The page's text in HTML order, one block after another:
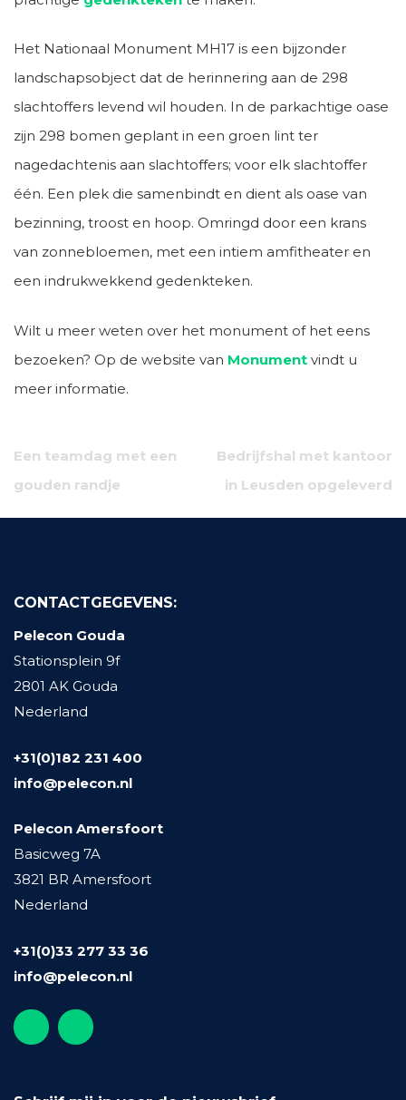
Het Nationaal Monument MH17 is een bijzonder
landschapsobject dat de herinnering aan de 298
slachtoffers levend wil houden. In de parkachtige oase
zijn 298 bomen geplant in een groen lint ter
nagedachtenis aan slachtoffers; voor elk slachtoffer
één. Een plek die samenbindt en dient als oase van
bezinning, troost en hoop. Omringd door een krans
van zonnebloemen, met een intiem amfitheater en
een indrukwekkend gedenkteken.
Wilt u meer weten over het monument of het eens
bezoeken? Op de website van Monument vindt u
meer informatie.
navigatie
Een teamdag met een
gouden randje
Bedrijfshal met kantoor
in Leusden opgeleverd
CONTACTGEGEVENS:
Pelecon Gouda
Stationsplein 9f
2801 AK Gouda
Nederland
+31(0)182 231 400
info@pelecon.nl
Pelecon Amersfoort
Basicweg 7A
3821 BR Amersfoort
Nederland
+31(0)33 277 33 36
info@pelecon.nl